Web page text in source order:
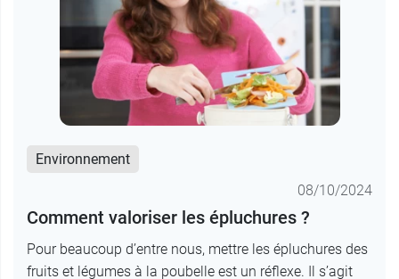
Environnement
08/10/2024
Comment valoriser les épluchures ?
Pour beaucoup d’entre nous, mettre les épluchures des
fruits et légumes à la poubelle est un réflexe. Il s’agit